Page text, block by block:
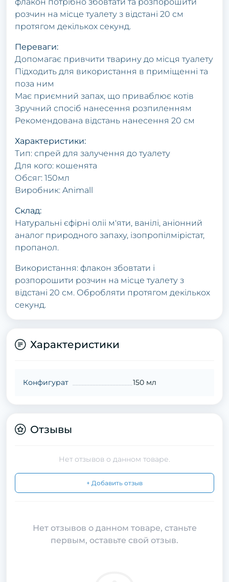
розчин на місце туалету з відстані 20 см
протягом декількох секунд.
Переваги:
Допомагає привчити тварину до місця туалету
Підходить для використання в приміщенні та
поза ним
Має приємний запах, що приваблює котів
Зручний спосіб нанесення розпиленням
Рекомендована відстань нанесення 20 см
Характеристики:
Тип: спрей для залучення до туалету
Для кого: кошенята
Обсяг: 150мл
Виробник: Animall
Склад:
Натуральні єфірні оліі м'яти, ванілі, аніонний
аналог природного запаху, ізопропілмірістат,
пропанол.
Використання: флакон збовтати і
розпорошити розчин на місце туалету з
відстані 20 см. Обробляти протягом декількох
секунд.
Характеристики
Конфигурат 150 мл
Отзывы
Нет отзывов о данном товаре.
+ Добавить отзыв
Нет отзывов о данном товаре, станьте
первым, оставьте свой отзыв.